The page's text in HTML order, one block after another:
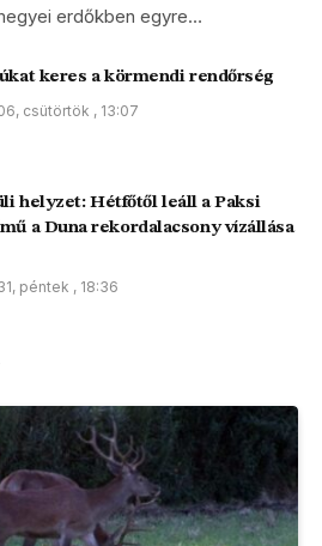
erdőkben egyre…
keres a körmendi rendőrség
csütörtök , 13:07
helyzet: Hétfőtől leáll a Paksi
a Duna rekordalacsony vízállása
péntek , 18:36